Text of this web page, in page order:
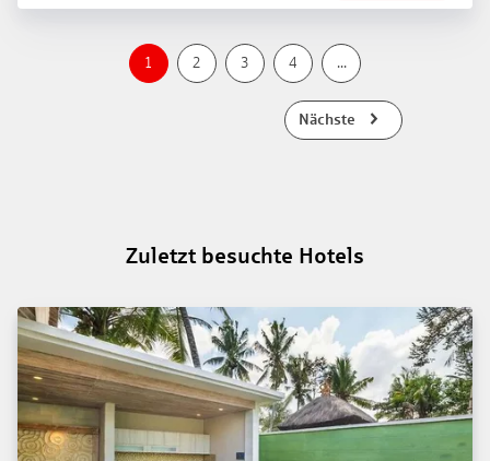
1 2 3 4 ...
Nächste
Zuletzt besuchte Hotels